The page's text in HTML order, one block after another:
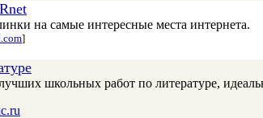
на самые интересные места интернета.
]
школьных работ по литературе,